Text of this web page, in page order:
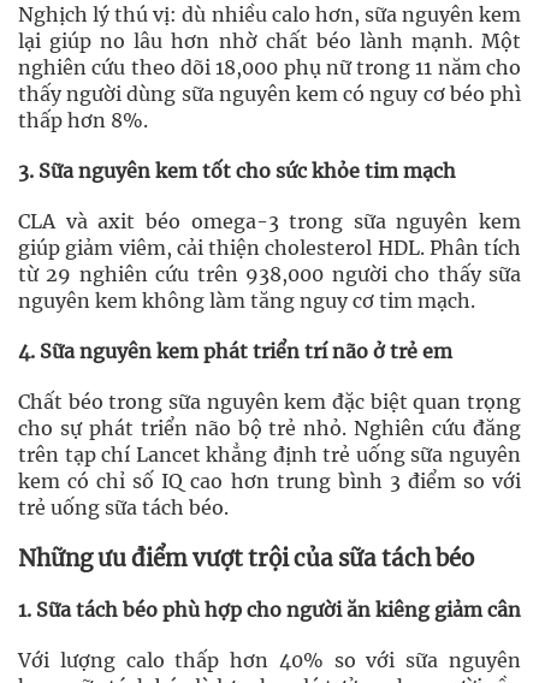
Nghịch lý thú vị: dù nhiều calo hơn, sữa nguyên kem
lại giúp no lâu hơn nhờ chất béo lành mạnh. Một
nghiên cứu theo dõi 18,000 phụ nữ trong 11 năm cho
thấy người dùng sữa nguyên kem có nguy cơ béo phì
thấp hơn 8%.
3. Sữa nguyên kem tốt cho sức khỏe tim mạch
CLA và axit béo omega-3 trong sữa nguyên kem
giúp giảm viêm, cải thiện cholesterol HDL. Phân tích
từ 29 nghiên cứu trên 938,000 người cho thấy sữa
nguyên kem không làm tăng nguy cơ tim mạch.
4. Sữa nguyên kem phát triển trí não ở trẻ em
Chất béo trong sữa nguyên kem đặc biệt quan trọng
cho sự phát triển não bộ trẻ nhỏ. Nghiên cứu đăng
trên tạp chí Lancet khẳng định trẻ uống sữa nguyên
kem có chỉ số IQ cao hơn trung bình 3 điểm so với
trẻ uống sữa tách béo.
Những ưu điểm vượt trội của sữa tách béo
1. Sữa tách béo phù hợp cho người ăn kiêng giảm cân
Với lượng calo thấp hơn 40% so với sữa nguyên